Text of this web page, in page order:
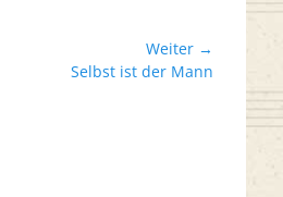
Weiter →
Nächster
Selbst ist der Mann